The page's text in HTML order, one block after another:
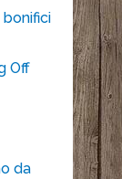
bonifici
Off
da